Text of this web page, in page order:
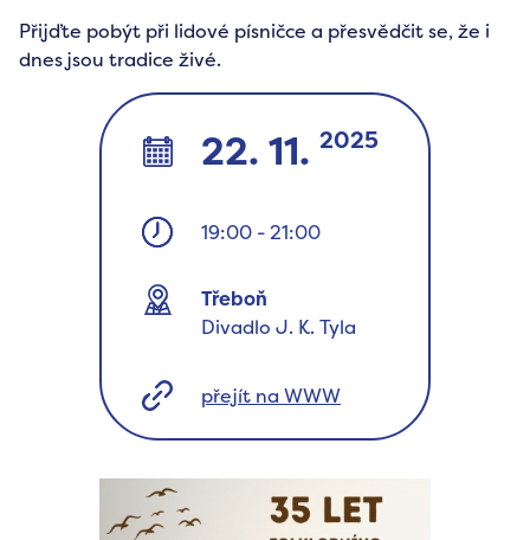
Přijďte pobýt při lidové písničce a přesvědčit se, že i
dnes jsou tradice živé.
22. 11. 2025
19:00 - 21:00
Třeboň
Divadlo J. K. Tyla
přejít na WWW